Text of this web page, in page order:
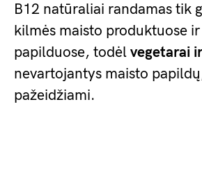
B12 natūraliai randamas tik
kilmės maisto produktuose
papilduose, todėl vegetarai
nevartojantys maisto
pažeidžiami.